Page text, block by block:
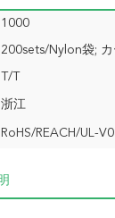
1000
T/T
浙江
RoHS/REACH/UL-V0